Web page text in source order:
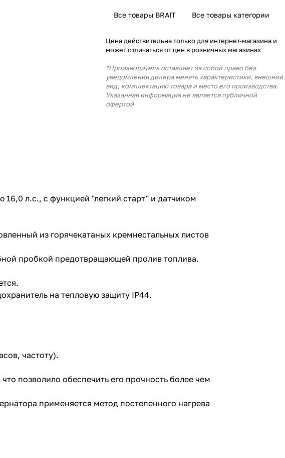
Все товары BRAIT Все товары категории
Цена действительна только для интернет-магазина и
может отличаться от цен в розничных магазинах
*Производитель оставляет за собой право без
уведомления дилера менять характеристики, внешний
вид, комплектацию товара и место его производства.
Указанная информация не является публичной
офертой
л.с., с функцией "легкий старт" и датчиком
из горячекатаных кремнестальных листов
пробкой предотвращающей пролив топлива.
на тепловую защиту IP44.
частоту).
позволило обеспечить его прочность более чем
применяется метод постепенного нагрева